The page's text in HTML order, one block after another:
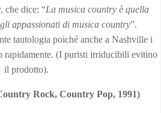
che dice: “La musica country è quella
appassionati di musica country”.
tautologia poiché anche a Nashville i
rapidamente. (I puristi irriducibili evitino
il prodotto).
Rock, Country Pop, 1991)